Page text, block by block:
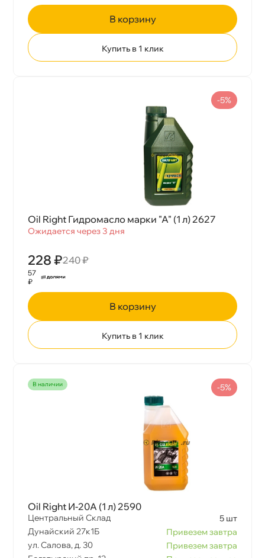
корзину
Купить в 1 клик
Oil Right Гидромасло марки "А" (1 л) 2627
Ожидается через 3 дня
228 ₽240 ₽
-5%
57
₽
корзину
Купить в 1 клик
наличии
Oil Right И-20А (1 л) 2590
Центральный Склад
5 шт
Дунайский 27к1Б
Привезем завтра
ул. Салова, д. 30
Привезем завтра
-5%